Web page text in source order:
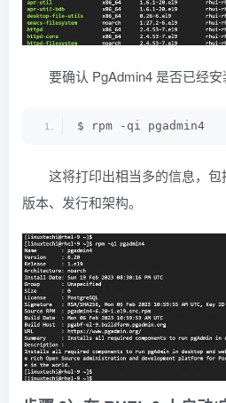
要确认 PgAdmin4 是否已经安
$ rpm -qi pgadmin4
这将打印出相当多的信息，包
版本、发行和架构。